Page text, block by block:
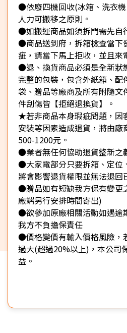
●依廢四機回收(冰箱、洗衣
人力可搬移之原則。
●如搬運商品如須拆門需先自
●商品送到府，拆箱檢查當下
疵，請當下馬上拒收，並且來
●退、換貨商品必須是全新狀
完整的包裝，包含外紙箱、
袋、贈品等廠商及所有附隨文
件刮傷皆【拒絕退換貨】。
★若非商品本身瑕疵問題，因
安裝等因素造成退貨，將由廠
500-1200元。
●業者無任何協助退貨整新之
●大家電部分只要拆箱、定位
將會影響退貨權限並無法退回
●贈品如有短缺我方保有變更
廠端另行安排時間寄出)
●欲參加原廠相關活動如遇逾
我方不負擔保責任
●價格變價有輸入價格風險，
過大(超過20%以上)，本公司
益。